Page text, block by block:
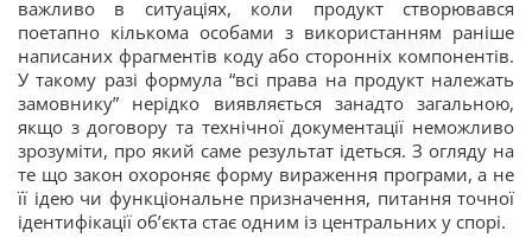
важливо в ситуаціях, коли продукт створювався
поетапно кількома особами з використанням раніше
написаних фрагментів коду або сторонніх компонентів.
У такому разі формула “всі права на продукт належать
замовнику” нерідко виявляється занадто загальною,
якщо з договору та технічної документації неможливо
зрозуміти, про який саме результат ідеться. З огляду на
те що закон охороняє форму вираження програми, а не
її ідею чи функціональне призначення, питання точної
ідентифікації об’єкта стає одним із центральних у спорі.